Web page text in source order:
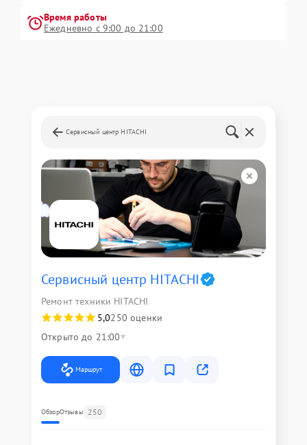
Время работы
Ежедневно с 9:00 до 21:00
Сервисный центр HITACHI
Сервисный центр HITACHI
Ремонт техники HITACHI
5,0250 оценки
Открыто до 21:00
Маршрут
ОбзорОтзывы 250